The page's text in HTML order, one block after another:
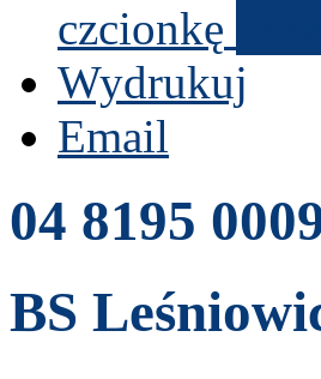
czcionkę
Wydrukuj
Email
04 8195
BS